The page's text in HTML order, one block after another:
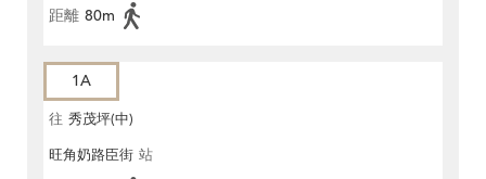
距離 80m
1A
往 秀茂坪(中)
旺角奶路臣街 站